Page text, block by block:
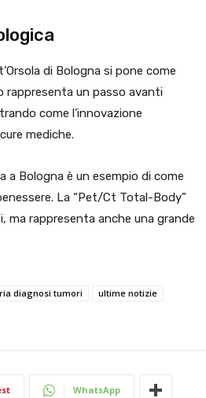
di Bologna si pone come
rappresenta un passo avanti
come l’innovazione
mediche.
a Bologna è un esempio di come
La “Pet/Ct Total-Body”
ma rappresenta anche una grande
diagnosi tumori
ultime notizie
WhatsApp